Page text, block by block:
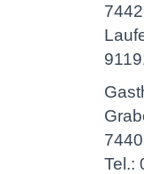
Tel.: